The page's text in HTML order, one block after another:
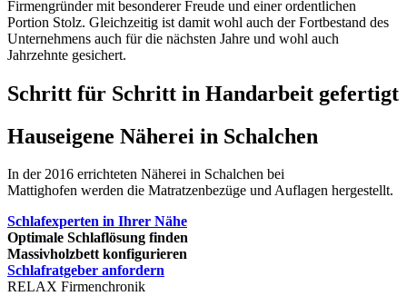
Firmengründer mit besonderer Freude und einer ordentlichen
Portion Stolz. Gleichzeitig ist damit wohl auch der Fortbestand des
Unternehmens auch für die nächsten Jahre und wohl auch
Jahrzehnte gesichert.
Schritt für Schritt in Handarbeit gefertigt
Hauseigene Näherei in Schalchen
In der 2016 errichteten Näherei in Schalchen bei
Mattighofen werden die Matratzenbezüge und Auflagen hergestellt.
Schlafexperten in Ihrer Nähe
Optimale Schlaflösung finden
Massivholzbett konfigurieren
Schlafratgeber anfordern
RELAX Firmenchronik